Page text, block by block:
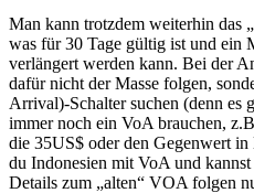
Man kann trotzdem weiterhin das
was für 30 Tage gültig ist und ein
verlängert werden kann. Bei der
dafür nicht der Masse folgen,
Arrival)-Schalter suchen (denn es
immer noch ein VoA brauchen,
die 35US$ oder den Gegenwert
du Indonesien mit VoA und
Details zum „alten“ VOA folgen